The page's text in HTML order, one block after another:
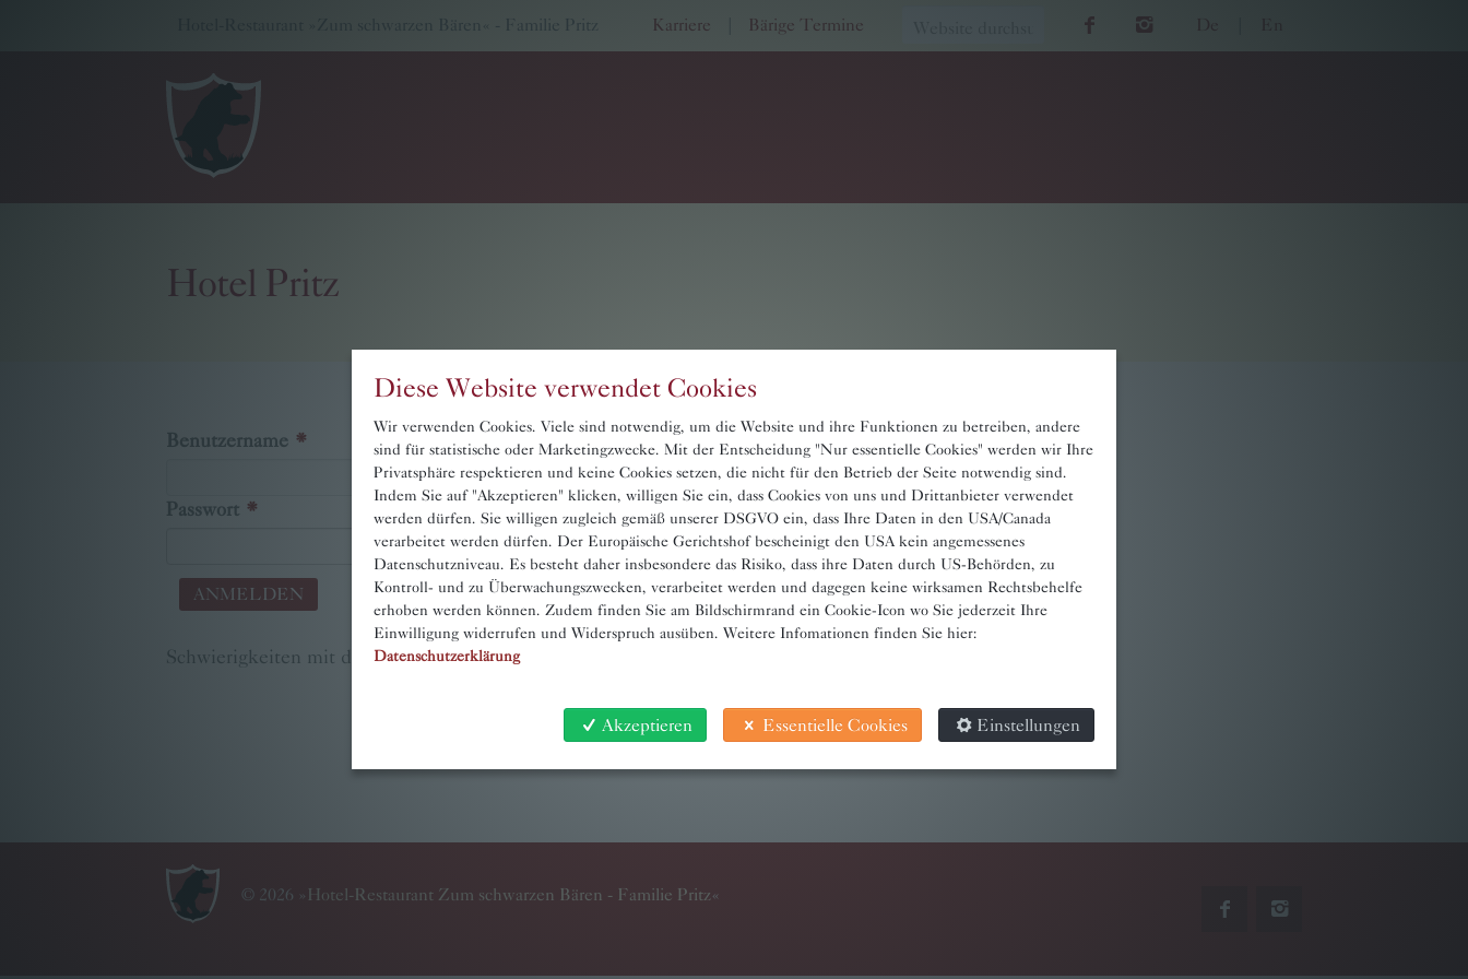
Hotel-Restaurant »Zum schwarzen Bären« - Familie Pritz De
Karriere Bärige Termine
Hotel Pritz
Benutzername
Passwort
Schwierigkeiten mit dem Anmelden?Hilfe erhalten
© 2026 » Hotel-Restaurant Zum schwarzen Bären - Familie Pritz«
Diese Website verwendet Cookies
Wir verwenden Cookies. Viele sind notwendig, um die Website und ihre Funktionen zu betreiben, andere
sind für statistische oder Marketingzwecke. Mit der Entscheidung "Nur essentielle Cookies" werden wir Ihre
Privatsphäre respektieren und keine Cookies setzen, die nicht für den Betrieb der Seite notwendig sind.
Indem Sie auf "Akzeptieren" klicken, willigen Sie ein, dass Cookies von uns und Drittanbieter verwendet
werden dürfen. Sie willigen zugleich gemäß unserer DSGVO ein, dass Ihre Daten in den USA/Canada
verarbeitet werden dürfen. Der Europäische Gerichtshof bescheinigt den USA kein angemessenes
Datenschutzniveau. Es besteht daher insbesondere das Risiko, dass ihre Daten durch US-Behörden, zu
Kontroll- und zu Überwachungszwecken, verarbeitet werden und dagegen keine wirksamen Rechtsbehelfe
erhoben werden können. Zudem finden Sie am Bildschirmrand ein Cookie-Icon wo Sie jederzeit Ihre
Einwilligung widerrufen und Widerspruch ausüben. Weitere Infomationen finden Sie hier:
Datenschutzerklärung
Akzeptieren Essentielle Cookies Einstellungen